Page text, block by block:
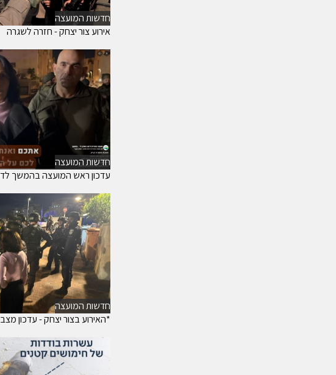
חדשות המועצה
אירוע צור יצחק - חזרה לשגרה
חדשות המועצה
עדכון ראש המועצה בהמשך
חדשות המועצה
*האירוע בצור יצחק - עדכון